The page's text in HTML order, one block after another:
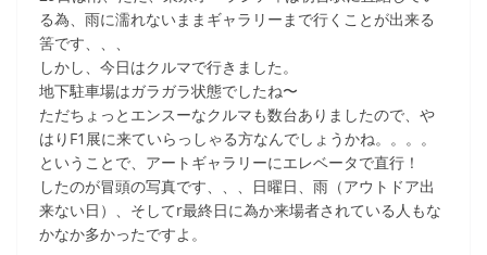
る為、雨に濡れないままギャラリーまで行くことが出来る
筈です、、、
しかし、今日はクルマで行きました。
地下駐車場はガラガラ状態でしたね〜
ただちょっとエンスーなクルマも数台ありましたので、や
はりF1展に来ていらっしゃる方なんでしょうかね。。。。
ということで、アートギャラリーにエレベータで直行！
したのが冒頭の写真です、、、日曜日、雨（アウトドア出
来ない日）、そしてr最終日に為か来場者されている人もな
かなか多かったですよ。